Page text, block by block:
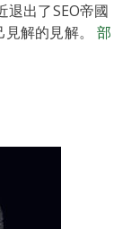
退出了SEO帝國
見解的見解。部